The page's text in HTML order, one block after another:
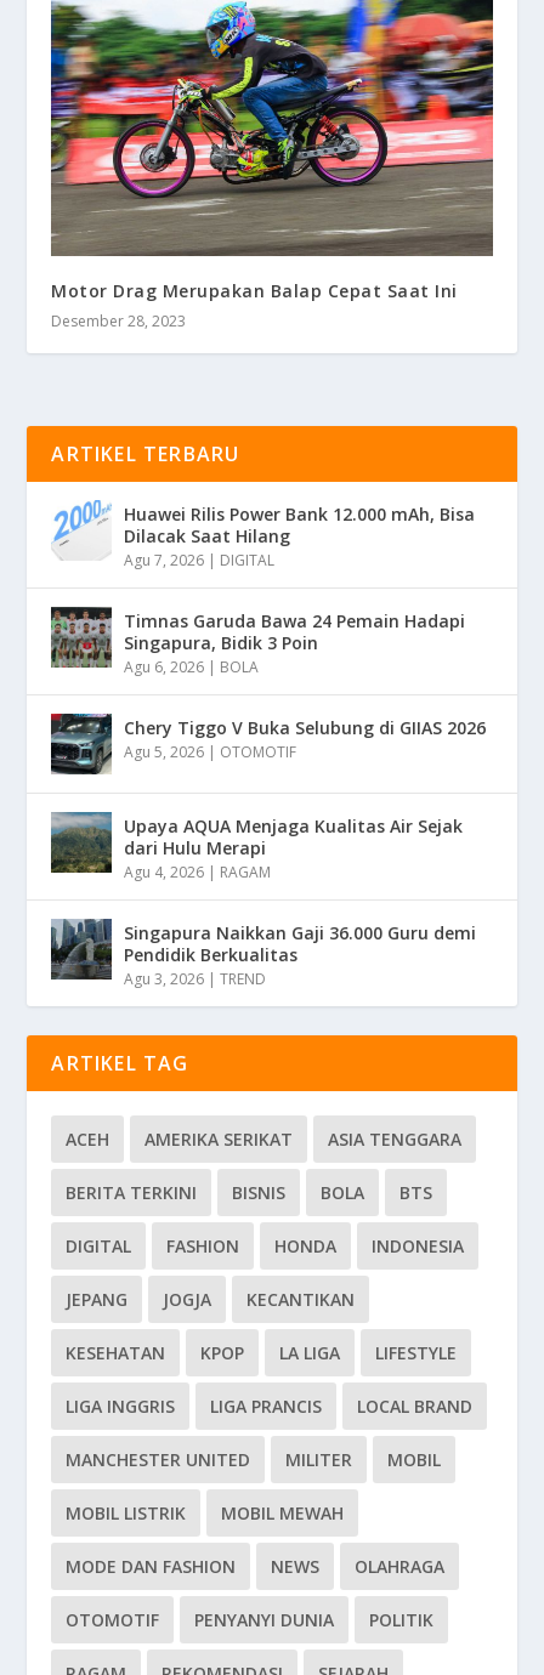
Motor Drag Merupakan Balap Cepat Saat Ini
Desember 28, 2023
ARTIKEL TERBARU
Huawei Rilis Power Bank 12.000 mAh, Bisa
Dilacak Saat Hilang
Agu 7, 2026 | DIGITAL
Timnas Garuda Bawa 24 Pemain Hadapi
Singapura, Bidik 3 Poin
Agu 6, 2026 | BOLA
Chery Tiggo V Buka Selubung di GIIAS 2026
Agu 5, 2026 | OTOMOTIF
Upaya AQUA Menjaga Kualitas Air Sejak
dari Hulu Merapi
Agu 4, 2026 | RAGAM
Singapura Naikkan Gaji 36.000 Guru demi
Pendidik Berkualitas
Agu 3, 2026 |TREND
ARTIKEL TAG
ACEH AMERIKA SERIKAT ASIA TENGGARA
BERITA TERKINI BISNIS BOLA BTS
DIGITAL FASHION HONDA INDONESIA
JEPANG JOGJA KECANTIKAN
KESEHATAN KPOP LA LIGA LIFESTYLE
LIGA INGGRIS LIGA PRANCIS LOCAL BRAND
MANCHESTER UNITED MILITER MOBIL
MOBIL LISTRIK MOBIL MEWAH
MODE DAN FASHION NEWS OLAHRAGA
OTOMOTIF PENYANYI DUNIA POLITIK